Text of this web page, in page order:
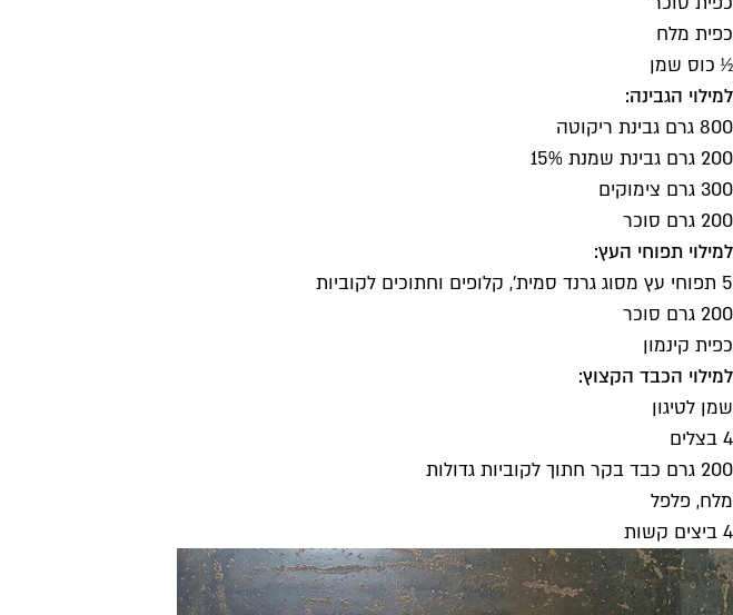
כפית מלח
½ כוס שמן
למילוי הגבינה:
800 גרם גבינת ריקוטה
200 גרם גבינת שמנת 15%
300 גרם צימוקים
200 גרם סוכר
למילוי תפוחי העץ:
5 תפוחי עץ מסוג גרנד סמית', קלופים וחתוכים לקוביות
200 גרם סוכר
כפית קינמון
למילוי הכבד הקצוץ:
שמן לטיגון
4 בצלים
200 גרם כבד בקר חתוך לקוביות גדולות
מלח, פלפל
4 ביצים קשות